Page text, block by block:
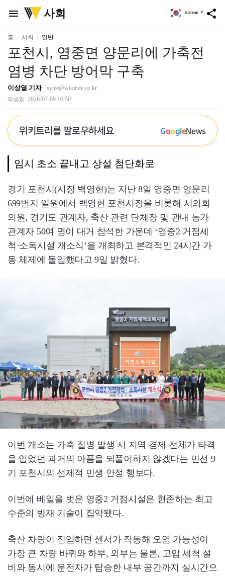
menu
위
키
리
사회 share
Korean ▼
홈 사회 일반
포천시, 영중면 양문리에 가축전
염병 차단 방어막 구축
이상열 기자 sylee@wikitree.co.kr
작성일 2026-07-09 10:50
위키트리를 팔로우하세요 GoogleNews
임시 초소 끝내고 상설 첨단화로
경기 포천시(시장 백영현)는 지난 8일 영중면 양문리
699번지 일원에서 백영현 포천시장을 비롯해 시의회
의원, 경기도 관계자, 축산 관련 단체장 및 관내 농가
관계자 50여 명이 대거 참석한 가운데 ‘영중2 거점세
척·소독시설 개소식’을 개최하고 본격적인 24시간 가
동 체제에 돌입했다고 9일 밝혔다.
이번 개소는 가축 질병 발생 시 지역 경제 전체가 타격
을 입었던 과거의 아픔을 되풀이하지 않겠다는 민선 9
기 포천시의 선제적 민생 안정 행보다.
이번에 베일을 벗은 영중2 거점시설은 현존하는 최고
수준의 방재 기술이 집약됐다.
축산 차량이 진입하면 센서가 작동해 오염 가능성이
가장 큰 차량 바퀴와 하부, 외부는 물론, 고압 세척 설
비와 동시에 운전자가 탑승한 내부 공간까지 실시간으